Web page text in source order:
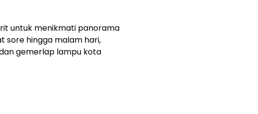
untuk menikmati panorama
sore hingga malam hari,
gemerlap lampu kota